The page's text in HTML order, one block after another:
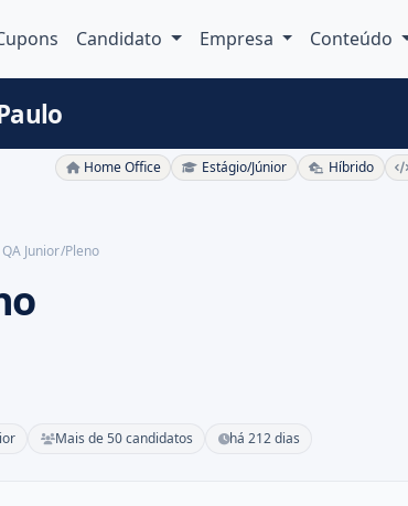
Candidato Empresa Conteúdo
Home Office Estágio/Júnior Híbrido
QA Junior/Pleno
Mais de 50 candidatos há 212 dias